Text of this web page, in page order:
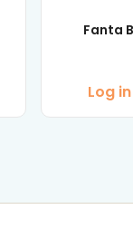
Fanta
Log